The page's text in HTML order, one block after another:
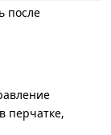
после
перчатке,